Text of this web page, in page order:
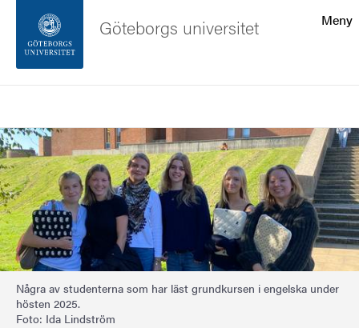
Sidfoten
Om webbplatsen
Meny
Göteborgs universitet
Bild
Några av studenterna som har läst grundkursen i engelska under
hösten 2025.
Foto: Ida Lindström